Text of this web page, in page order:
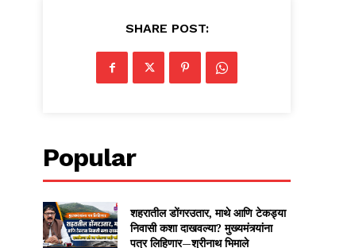
SHARE POST:
Popular
शहरातील डोंगरउतार, माथे आणि टेकड्या
निवासी कशा दाखवल्या? मुख्यमंत्र्यांना
पत्र लिहिणार—श्रीनाथ भिमाले